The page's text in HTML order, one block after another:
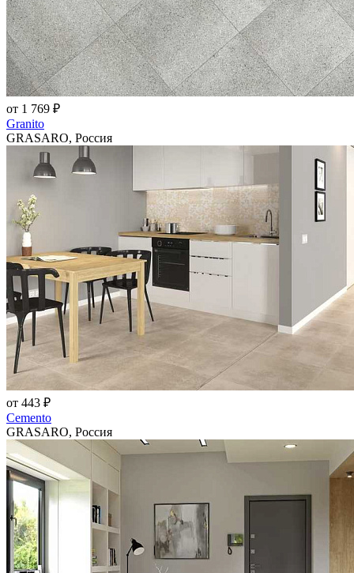
от 1 769 ₽
Granito
GRASARO, Россия
от 443 ₽
Cemento
GRASARO, Россия